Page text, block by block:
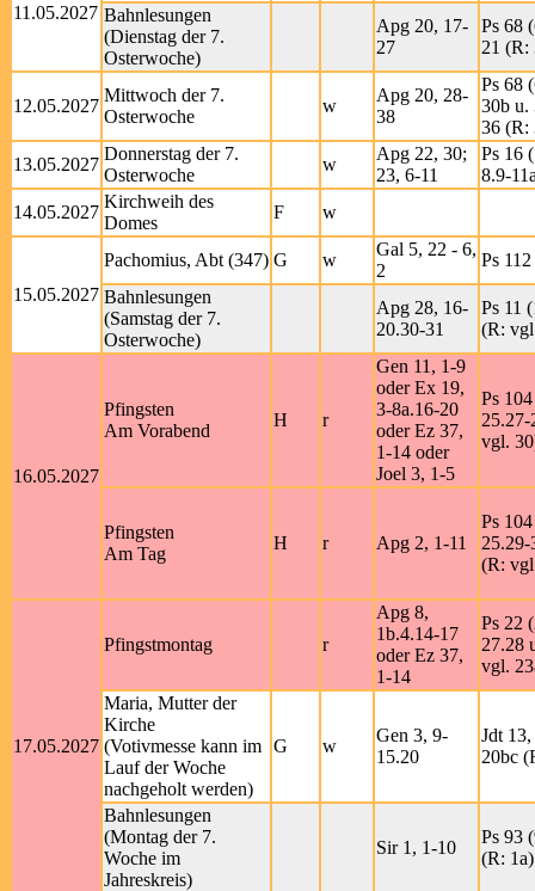
11.05.2027 Bahnlesungen
(Dienstag der 7.
Osterwoche)
Apg 20, 17-
27
Ps 68
21 (R:
12.05.2027
Mittwoch der 7.
Osterwoche
w
Apg 20, 28-
38
Ps 68
30b u.
36 (R:
13.05.2027
Donnerstag der 7.
Osterwoche
w
Apg 22, 30;
23, 6-11
Ps 16
8.9-
14.05.2027
Kirchweih des
Domes
F w
15.05.2027
Pachomius, Abt (347) G w
Gal 5, 22 - 6,
2
Ps
Bahnlesungen
(Samstag der 7.
Osterwoche)
Apg 28, 16-
20.30-31
Ps 11
(R:
16.05.2027
Pfingsten
Am Vorabend
H r
Gen 11, 1-9
oder Ex 19,
3-8a.16-20
oder Ez 37,
1-14 oder
Joel 3, 1-5
Ps
vgl.
Pfingsten
Am Tag
H r Apg 2, 1-11
Ps
25.29-
(R:
17.05.2027
Pfingstmontag r
Apg 8,
1b.4.14-17
oder Ez 37,
1-14
Ps 22
27.28
vgl.
Maria, Mutter der
Kirche
(Votivmesse kann im
Lauf der Woche
nachgeholt werden)
G w
Gen 3, 9-
15.20
Jdt
20bc
Bahnlesungen
(Montag der 7.
Woche im
Jahreskreis)
Sir 1, 1-10
Ps 93
(R: 1a)